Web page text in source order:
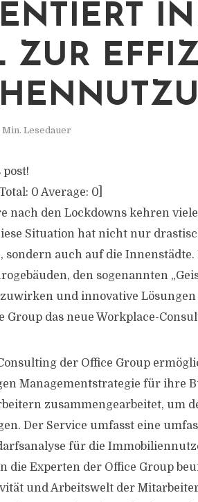
ZUR
Min. Lesedauer
[Total: 0 Average: 0
nach den Lockdowns kehren
Situation hat nicht nur
auch auf die Innenstädte.
den sogenannten
und innovative
Group das neue Workplace-
der Office Group
Managementstrategie für ihre
zusammengearbeitet, um
Der Service umfasst eine
für die
die Experten der Office Group
und Arbeitswelt der